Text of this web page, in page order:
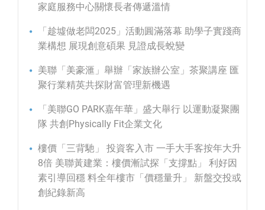
家庭服務中心關懷長者傳遞溫情
「趁墟做老闆2025」活動圓滿落幕 助學子實踐商
業構想 展現創意碩果 見證成長蛻變
美聯「美豪滙」舉辦「家族辦公室」茶聚講座 匯
聚行業精英共探財富管理新機遇
「美聯GO PARK嘉年華」盛大舉行 以運動凝聚團
隊 共創Physically Fit企業文化
樓價「三背馳」 投資客入市 一手大手客按年大升
8倍 美聯黃建業：樓價漸試探「支撐點」 利好因
素引導回穩 料全年樓市「價穩量升」 新盤交投或
創紀錄新高